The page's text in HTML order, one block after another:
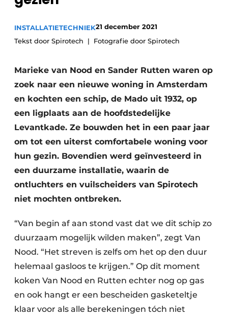
Vacatures
INSTALLATIETECHNIEK21 december 2021
Tekst door Spirotech
Fotografie door Spirotech
Marieke van Nood en Sander Rutten waren op
zoek naar een nieuwe woning in Amsterdam
en kochten een schip, de Mado uit 1932, op
een ligplaats aan de hoofdstedelijke
Levantkade. Ze bouwden het in een paar jaar
om tot een uiterst comfortabele woning voor
hun gezin. Bovendien werd geïnvesteerd in
een duurzame installatie, waarin de
ontluchters en vuilscheiders van Spirotech
niet mochten ontbreken.
“Van begin af aan stond vast dat we dit schip zo
duurzaam mogelijk wilden maken”, zegt Van
Nood. “Het streven is zelfs om het op den duur
helemaal gasloos te krijgen.” Op dit moment
koken Van Nood en Rutten echter nog op gas
en ook hangt er een bescheiden gasketeltje
klaar voor als alle berekeningen tóch niet